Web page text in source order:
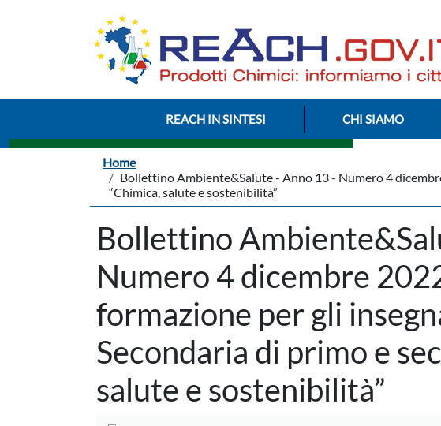
Menu Intestazione
REACH IN SINTESI CHI SIAMO
Briciole di pane
Home
Bollettino Ambiente&Salute - Anno 13 - Numero 4
“Chimica, salute e sostenibilità”
Bollettino
Numero 4 dicembre
formazione per gli
Secondaria di primo e
salute e sostenibilità”